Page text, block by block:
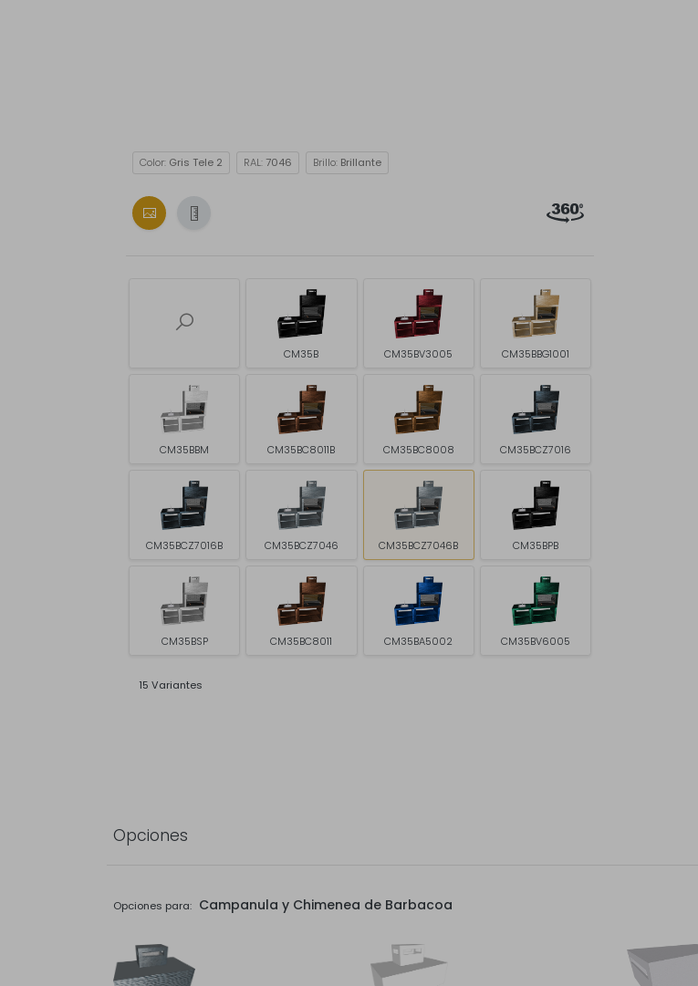
Color: Gris Tele 2 RAL:7046 Brillo: Brillante
CM35B CM35BV3005 CM35BBG1001
CM35BBM CM35BC8011B CM35BC8008 CM35BCZ7016
CM35BCZ7016B CM35BCZ7046 CM35BCZ7046B CM35BPB
CM35BSP CM35BC8011 CM35BA5002 CM35BV6005
15 Variantes
Opciones
Opciones para: Campanula y Chimenea de Barbacoa